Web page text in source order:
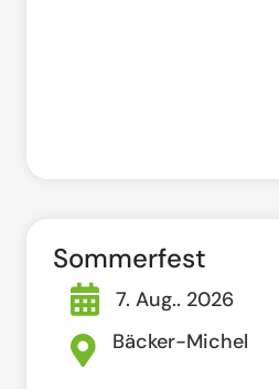
Sommerfest
7. Aug.. 2026
Bäcker-Michel